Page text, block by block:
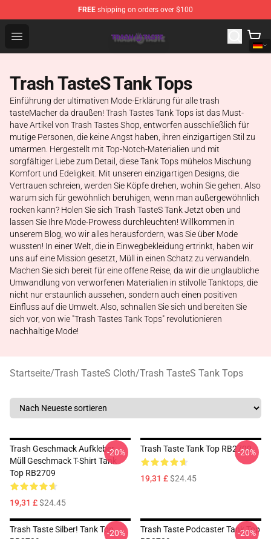
FREE shipping on orders over $100
Open menu
Trash Taste Shop - Official Trash Taste Merchandise
Trash TasteS Tank Tops
Einführung der ultimativen Mode-Erklärung für alle trash
tasteMacher da draußen! Trash Tastes Tank Tops ist das Must-
have Artikel von Trash Tastes Shop, entworfen ausschließlich für
mutige Personen, die keine Angst haben, ihren einzigartigen Stil zu
umarmen. Hergestellt mit Top-Notch-Materialien und mit
sorgfältiger Liebe zum Detail, diese Tank Tops mühelos Mischung
Komfort und Edeligkeit. Mit unseren einzigartigen Designs, die
Vertrauen schreien, werden Sie Köpfe drehen, wohin Sie gehen. Also
warum sich für gewöhnlich beruhigen, wenn man außergewöhnlich
rocken kann? Holen Sie sich Trash TasteS Tank Jetzt oben und
lassen Sie Ihre Mode-Prowess durchleuchten! Willkommen in
unserem Blog, wo wir alles herausfordern, was Sie über Mode
wussten! In einer Welt, die in Einwegbekleidung ertrinkt, haben wir
uns auf eine Mission gesetzt, Müll in einen Schatz zu verwandeln.
Machen Sie sich bereit für eine offene Reise, da wir die unglaubliche
Umwandlung von verworfenen Materialien in stilvolle Tanktops, die
nicht nur erstaunlich aussehen, sondern auch einen positiven
Einfluss auf die Umwelt. Also, schnallen Sie sich und bereiten Sie
sich vor, von wie "Trash Tastes Tank Tops" revolutionieren
nachhaltige Mode!
Startseite/Trash TasteS Cloth/Trash TasteS Tank Tops
Trash Geschmack Aufkleber,
Müll Geschmack T-Shirt Tank
Top RB2709
19,31 £$24.45
-20% Trash Taste Tank Top RB2709
19,31 £$24.45
-20%
Trash Taste Silber! Tank Top-20%
Trash Taste Podcaster Tank Top
-20%